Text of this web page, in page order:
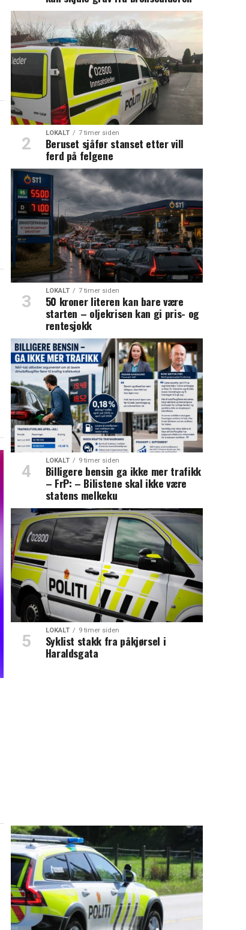
LOKALT 7 timer siden
Beruset sjåfør stanset etter vill
ferd på felgene
LOKALT 7 timer siden
50 kroner literen kan bare være
starten – oljekrisen kan gi pris- og
rentesjokk
LOKALT 9 timer siden
Billigere bensin ga ikke mer trafikk
– FrP: – Bilistene skal ikke være
statens melkeku
LOKALT 9 timer siden
Syklist stakk fra påkjørsel i
Haraldsgata